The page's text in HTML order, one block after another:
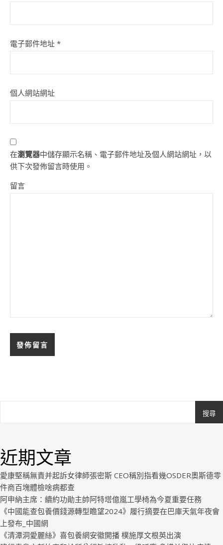
電子郵件地址 *
個人網站網址
在瀏覽器中儲存顯示名稱、電子郵件地址及個人網站網址，以
供下次發佈留言時使用。
留言
搜尋
近期文章
愛康堅稱無責并起訴女律師張密斯 CEO稱別指看幾OSDER奧斯德零
件商百塊體檢啥病都查
阿申納主席：續約功勛主帥阿特塔億嵐工學椅為今夏重要任務
《中國能查包養價錢源轉型瞻望2024》履行摘要在巴庫天氣年夜會
上發布_中國網
《清潭洞愛麗絲》喜包養網安徽開播 樸施厚文根英出演
Royal.